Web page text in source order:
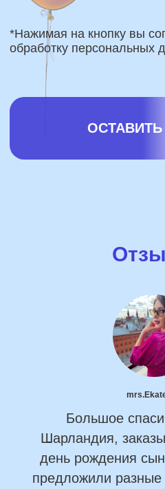
Большое
Шарландия,
день рождения
предложили